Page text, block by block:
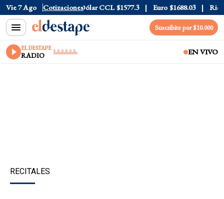
Vie 7 Ago Cotizaciones
Blue $1530 Dólar CCL $1577.3 Euro $1688.03 Riesgo
Suscribite por $10.000
EL DESTAPE
RADIO EN VIVO
RECITALES